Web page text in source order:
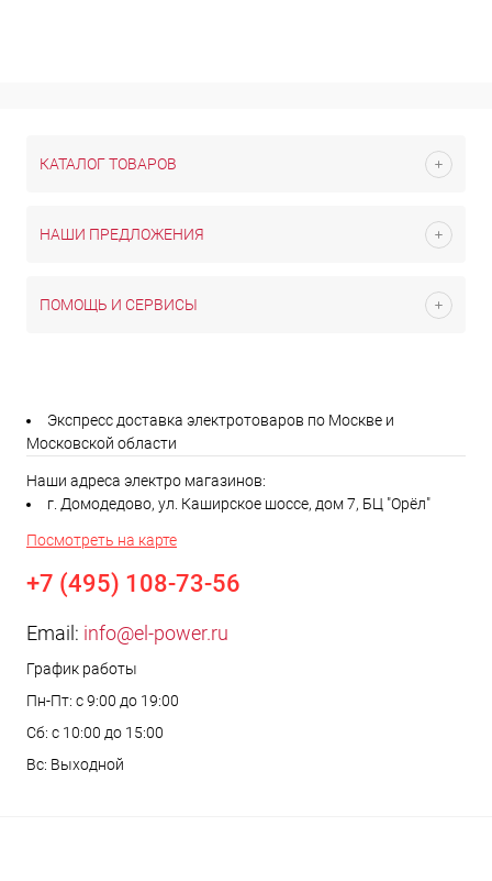
КАТАЛОГ ТОВАРОВ
НАШИ ПРЕДЛОЖЕНИЯ
ПОМОЩЬ И СЕРВИСЫ
Экспресс доставка электротоваров по Москве и
Московской области
Наши адреса электро магазинов:
г. Домодедово, ул. Каширское шоссе, дом 7, БЦ "Орёл"
Посмотреть на карте
+7 (495) 108-73-56
Email: info@el-power.ru
График работы
Пн-Пт: с 9:00 до 19:00
Сб: с 10:00 до 15:00
Вс: Выходной